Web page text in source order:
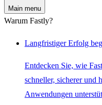
Main menu
Warum Fastly?
Langfristiger Erfolg
Entdecken Sie, wie
schneller, sicherer und
Anwendungen